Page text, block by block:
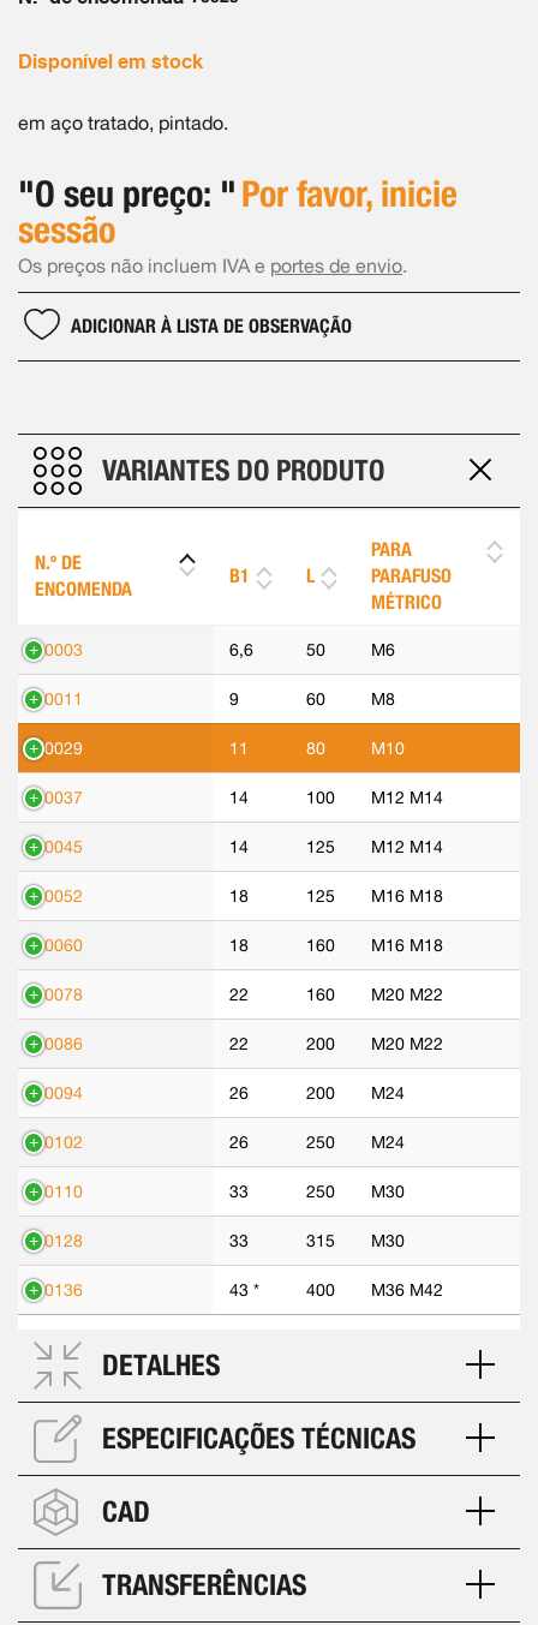
Disponível em stock
em aço tratado, pintado.
"O seu preço: "Por favor, inicie
sessão
Os preços não incluem IVA e portes de envio.
ADICIONAR À LISTA DE OBSERVAÇÃO
VARIANTES DO PRODUTO
N.º DE
ENCOMENDA
B1 L
PARA
PARAFUSO
MÉTRICO
70003 6,6 50 M6
70011 9 60 M8
70029 11 80 M10
70037 14 100 M12 M14
70045 14 125 M12 M14
70052 18 125 M16 M18
70060 18 160 M16 M18
70078 22 160 M20 M22
70086 22 200 M20 M22
70094 26 200 M24
70102 26 250 M24
70110 33 250 M30
70128 33 315 M30
70136 43 * 400 M36 M42
DETALHES
ESPECIFICAÇÕES TÉCNICAS
CAD
TRANSFERÊNCIAS